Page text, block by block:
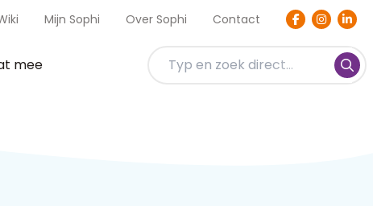
Mijn Sophi Over Sophi Contact
mee